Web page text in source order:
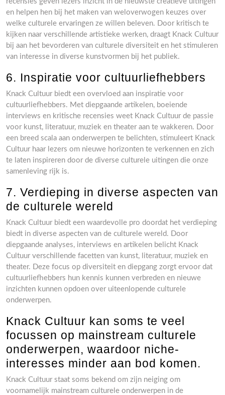
en helpen hen bij het maken van weloverwogen keuzes over
welke culturele ervaringen ze willen beleven. Door kritisch te
kijken naar verschillende artistieke werken, draagt Knack Cultuur
bij aan het bevorderen van culturele diversiteit en het stimuleren
van interesse in diverse kunstvormen bij het publiek.
6. Inspiratie voor cultuurliefhebbers
Knack Cultuur biedt een overvloed aan inspiratie voor
cultuurliefhebbers. Met diepgaande artikelen, boeiende
interviews en kritische recensies weet Knack Cultuur de passie
voor kunst, literatuur, muziek en theater aan te wakkeren. Door
een breed scala aan onderwerpen te belichten, stimuleert Knack
Cultuur haar lezers om nieuwe horizonten te verkennen en zich
te laten inspireren door de diverse culturele uitingen die onze
samenleving rijk is.
7. Verdieping in diverse aspecten van
de culturele wereld
Knack Cultuur biedt een waardevolle pro doordat het verdieping
biedt in diverse aspecten van de culturele wereld. Door
diepgaande analyses, interviews en artikelen belicht Knack
Cultuur verschillende facetten van kunst, literatuur, muziek en
theater. Deze focus op diversiteit en diepgang zorgt ervoor dat
cultuurliefhebbers hun kennis kunnen verbreden en nieuwe
inzichten kunnen opdoen over uiteenlopende culturele
onderwerpen.
Knack Cultuur kan soms te veel
focussen op mainstream culturele
onderwerpen, waardoor niche-
interesses minder aan bod komen.
Knack Cultuur staat soms bekend om zijn neiging om
voornamelijk mainstream culturele onderwerpen in de